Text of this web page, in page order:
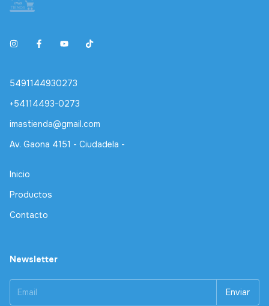
5491144930273
+54114493-0273
imastienda@gmail.com
Av. Gaona 4151 - Ciudadela -
Inicio
Productos
Contacto
Newsletter